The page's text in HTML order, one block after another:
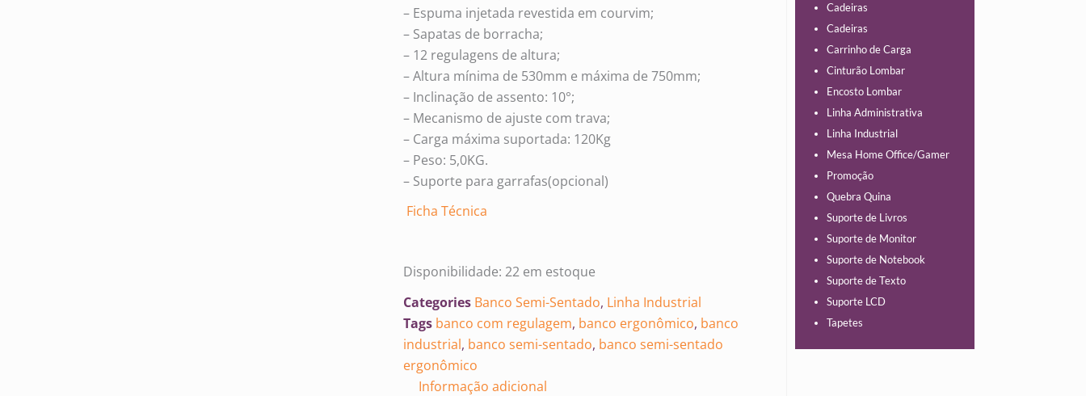
– Espuma injetada revestida em courvim;
– Sapatas de borracha;
– 12 regulagens de altura;
– Altura mínima de 530mm e máxima de 750mm;
– Inclinação de assento: 10°;
– Mecanismo de ajuste com trava;
– Carga máxima suportada: 120Kg
– Peso: 5,0KG.
– Suporte para garrafas(opcional)
Ficha Técnica
Disponibilidade: 22 em estoque
Categories Banco Semi-Sentado, Linha Industrial
Tags banco com regulagem, banco ergonômico, banco
industrial, banco semi-sentado, banco semi-sentado
ergonômico
Informação adicional
Cadeiras
Cadeiras
Carrinho de Carga
Cinturão Lombar
Encosto Lombar
Linha Administrativa
Linha Industrial
Mesa Home Office/Gamer
Promoção
Quebra Quina
Suporte de Livros
Suporte de Monitor
Suporte de Notebook
Suporte de Texto
Suporte LCD
Tapetes